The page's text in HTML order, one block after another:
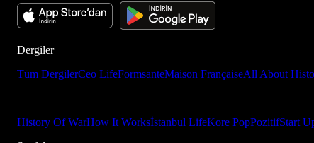
Dergiler
Tüm DergilerCeo LifeFormsanteMaison FrançaiseAll About
History Of WarHow It Worksİstanbul LifeKore PopPozitifStart